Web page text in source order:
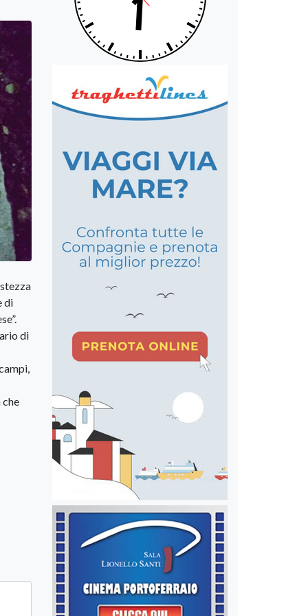
di
di
che